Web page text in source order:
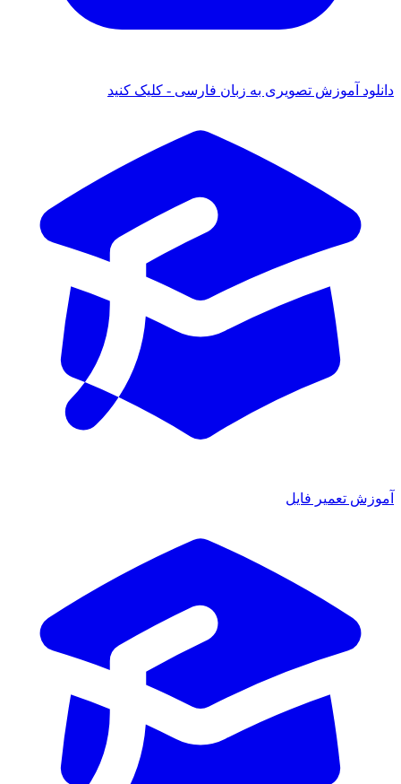
دانلود آموزش تصویری به زبان فارسی - کلیک کنید
آموزش تعمیر فایل